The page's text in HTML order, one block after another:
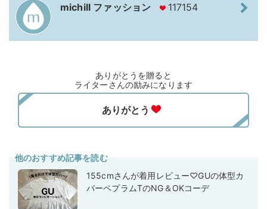
michill ファッション 117154
ありがとうを贈ると
ライターさんの励みになります
他のおすすめ記事を読む
155cmさんが着用レビュー♡GUの体型カ
バーペプラムTのNG＆OKコーデ